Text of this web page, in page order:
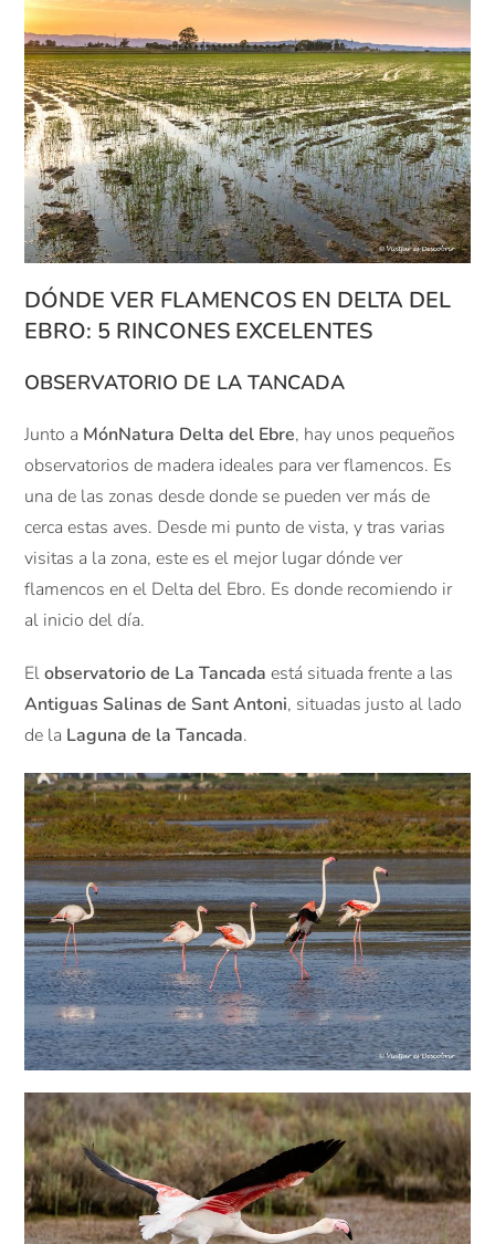
DÓNDE VER FLAMENCOS EN DELTA DEL
EBRO: 5 RINCONES EXCELENTES
OBSERVATORIO DE LA TANCADA
Junto a MónNatura Delta del Ebre, hay unos pequeños
observatorios de madera ideales para ver flamencos. Es
una de las zonas desde donde se pueden ver más de
cerca estas aves. Desde mi punto de vista, y tras varias
visitas a la zona, este es el mejor lugar dónde ver
flamencos en el Delta del Ebro. Es donde recomiendo ir
al inicio del día.
Elobservatorio de La Tancadaestá situada frente a las
Antiguas Salinas de Sant Antoni, situadas justo al lado
de la Laguna de la Tancada.